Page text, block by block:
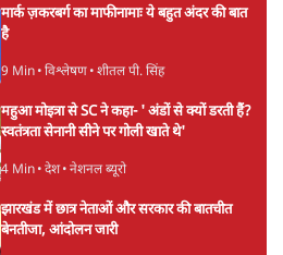
मार्क ज़करबर्ग का माफीनामाः ये बहुत अंदर की बात
है
9 Min• विश्लेषण• शीतल पी. सिंह
महुआ मोइत्रा से SC ने कहा- ' अंडों से क्यों डरती हैं?
स्वतंत्रता सेनानी सीने पर गोली खाते थे'
4 Min• देश• नेशनल ब्यूरो
झारखंड में छात्र नेताओं और सरकार की बातचीत
बेनतीजा, आंदोलन जारी